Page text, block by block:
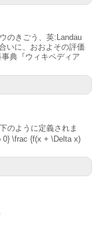
のきごう、英:Landau
いに、おおよその評価
典『ウィキペディア
のように定義されま
\frac {f(x + \Delta x)